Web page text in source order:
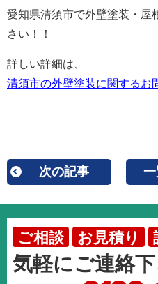
愛知県清須市で外壁塗装・屋
さい！！
詳しい詳細は、
清須市の外壁塗装に関するお
次の記事
ご相談 お見積り
気軽にご連絡